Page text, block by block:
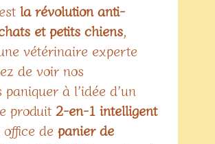
la révolution anti-
et petits chiens,
vétérinaire experte
de voir nos
à l’idée d’un
produit 2-en-1 intelligent
de panier de